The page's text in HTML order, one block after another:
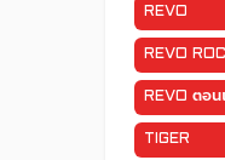
REVO
REVO
REVO ตอน
TIGER